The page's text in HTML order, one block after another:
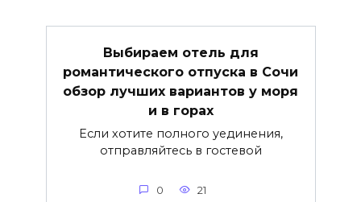
Выбираем отель для
романтического отпуска в Сочи
обзор лучших вариантов у моря
и в горах
Если хотите полного уединения,
отправляйтесь в гостевой
0 21